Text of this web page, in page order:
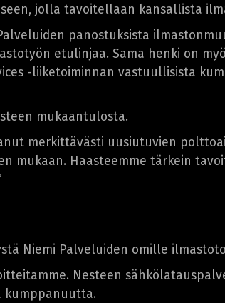
jolla tavoitellaan kansallista
panostuksista
etulinjaa. Sama henki on
-liiketoiminnan vastuullisista
mukaantulosta.
merkittävästi uusiutuvien
mukaan. Haasteemme tärkein
Niemi Palveluiden omille
Nesteen
kumppanuutta.